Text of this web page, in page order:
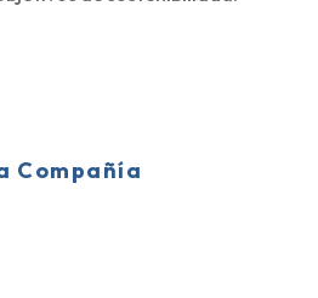
Compañía